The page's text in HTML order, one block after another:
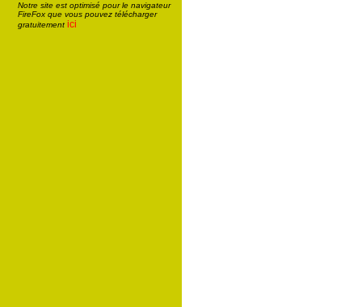
Notre site est optimisé pour le navigateur
FireFox que vous pouvez télécharger
gratuitement ici